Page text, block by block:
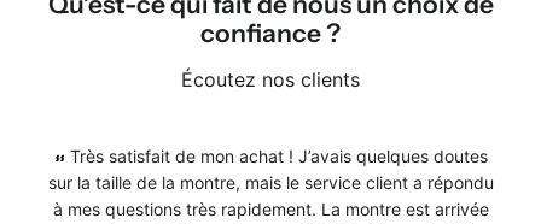
confiance ?
Écoutez nos clients
Très satisfait de mon achat ! J’avais quelques doutes
sur la taille de la montre, mais le service client a répondu
à mes questions très rapidement. La montre est arrivée